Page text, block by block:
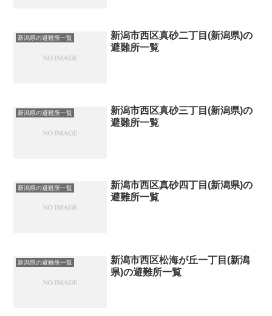
新潟県の避難所一覧
新潟市西区真砂二丁目(新潟県)の
避難所一覧
新潟県の避難所一覧
新潟市西区真砂三丁目(新潟県)の
避難所一覧
新潟県の避難所一覧
新潟市西区真砂四丁目(新潟県)の
避難所一覧
新潟県の避難所一覧
新潟市西区松海が丘一丁目(新潟
県)の避難所一覧